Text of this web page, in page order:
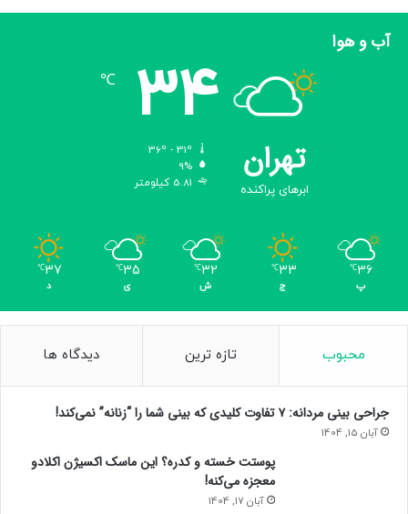
آنوا باناش از آمریکا، ۷۱۱ عدد گوه زیر توپ گلف (تی گلف) را درون
موهای خود جای داد.
سر هم به عقب، در حالی که لباس‌هایش در آتش می‌سوخت، به
آب و هوا
تهران
ابرهای پراکنده
34
℃
9%
5.81 کیلومتر
36
℃
پ
33
℃
ج
32
℃
ش
35
℃
ی
37
℃
د
محبوب تازه ترین دیدگاه ها
جراحی بینی مردانه: ۷ تفاوت کلیدی که بینی شما را “زنانه” نمی‌کند!
آبان 15, 1404
پوستت خسته و کدره؟ این ماسک اکسیژن اکلادو
معجزه می‌کنه!
آبان 17, 1404